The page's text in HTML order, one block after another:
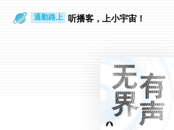
通勤路上 听播客，上小宇宙！